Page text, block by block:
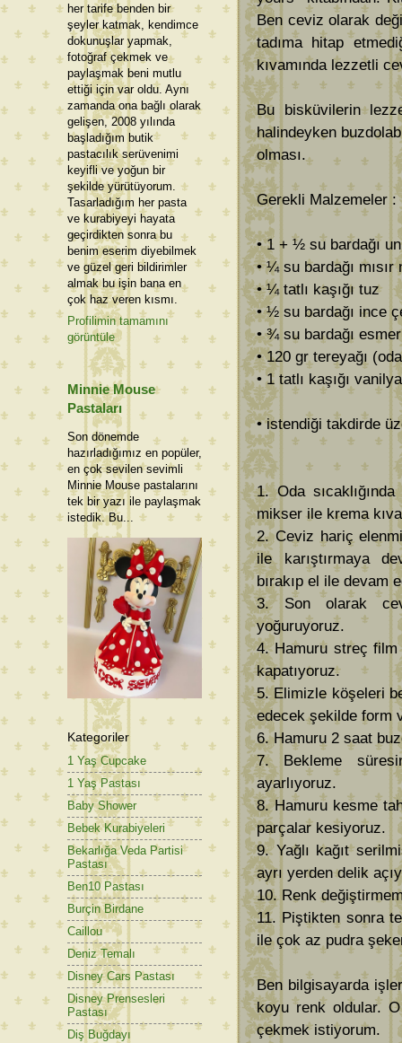
Ben ceviz olarak
tadıma hitap
kıvamında lezzetli
Bu bisküvilerin
halindeyken
olması.
Gerekli Malzemeler
• 1 + ½ su bardağı un
• ¼ su bardağı mısır
• ¼ tatlı kaşığı tuz
• ½ su bardağı ince
• ¾ su bardağı
• 120 gr tereyağı
• 1 tatlı kaşığı vanilya
• istendiği takdirde
1. Oda
mikser ile krema
2. Ceviz hariç
ile karıştırmaya
bırakıp el ile devam
3. Son olarak
yoğuruyoruz.
4. Hamuru streç
kapatıyoruz.
5. Elimizle köşeleri
edecek şekilde form
6. Hamuru 2 saat
7. Bekleme
ayarlıyoruz.
8. Hamuru kesme
parçalar kesiyoruz.
9. Yağlı kağıt
ayrı yerden delik
10. Renk
11. Piştikten sonra
ile çok az pudra
Ben bilgisayarda
koyu renk oldular.
çekmek istiyorum.
her tarife benden bir
şeyler katmak, kendimce
dokunuşlar yapmak,
fotoğraf çekmek ve
paylaşmak beni mutlu
ettiği için var oldu. Aynı
zamanda ona bağlı olarak
gelişen, 2008 yılında
başladığım butik
pastacılık serüvenimi
keyifli ve yoğun bir
şekilde yürütüyorum.
Tasarladığım her pasta
ve kurabiyeyi hayata
geçirdikten sonra bu
benim eserim diyebilmek
ve güzel geri bildirimler
almak bu işin bana en
çok haz veren kısmı.
Profilimin tamamını
görüntüle
Minnie Mouse
Pastaları
Son dönemde
hazırladığımız en popüler,
en çok sevilen sevimli
Minnie Mouse pastalarını
tek bir yazı ile paylaşmak
istedik. Bu...
Kategoriler
1 Yaş Cupcake
1 Yaş Pastası
Baby Shower
Bebek Kurabiyeleri
Bekarlığa Veda Partisi
Pastası
Ben10 Pastası
Burçin Birdane
Caillou
Deniz Temalı
Disney Cars Pastası
Disney Prensesleri
Pastası
Diş Buğdayı